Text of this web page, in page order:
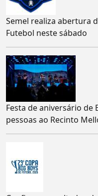
Semel realiza abertura
Futebol neste sábado
Festa de aniversário de
pessoas ao Recinto